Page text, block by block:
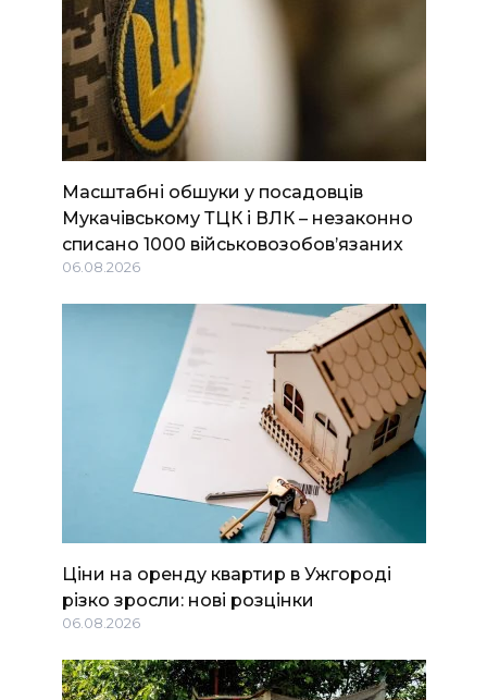
Масштабні обшуки у посадовців
Мукачівському ТЦК і ВЛК – незаконно
списано 1000 військовозобов’язаних
06.08.2026
Ціни на оренду квартир в Ужгороді
різко зросли: нові розцінки
06.08.2026